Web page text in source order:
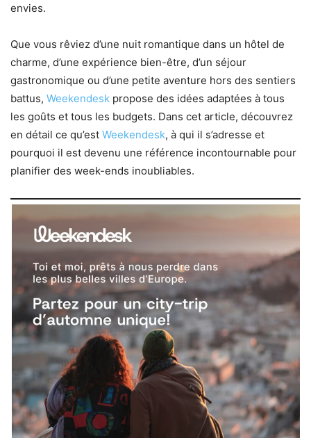
envies.
Que vous rêviez d’une nuit romantique dans un hôtel de
charme, d’une expérience bien-être, d’un séjour
gastronomique ou d’une petite aventure hors des sentiers
battus, Weekendesk propose des idées adaptées à tous
les goûts et tous les budgets. Dans cet article, découvrez
en détail ce qu’est Weekendesk, à qui il s’adresse et
pourquoi il est devenu une référence incontournable pour
planifier des week-ends inoubliables.